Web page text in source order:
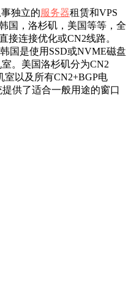
独立的服务器租赁和VPS
国，洛杉矶，美国等等，全
接连接优化或CN2线路。
国是使用SSD或NVME磁盘
。美国洛杉矶分为CN2
以及所有CN2+BGP电
供了适合一般用途的窗口